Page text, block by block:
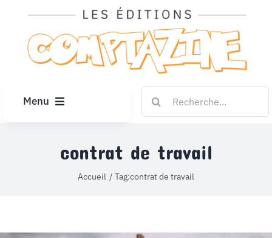
contenu
Menu
contrat de travail
Accueil Tag:contrat de travail